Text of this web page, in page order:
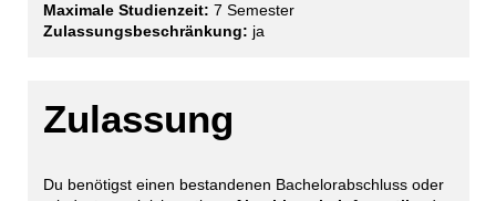
Maximale Studienzeit: 7 Semester
Zulassungsbeschränkung: ja
Zulassung
Du benötigst einen bestandenen Bachelorabschluss oder